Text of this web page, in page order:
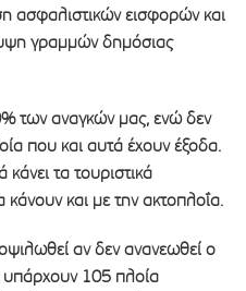
ασφαλιστικών εισφορών και
γραμμών δημόσιας
των αναγκών μας, ενώ δεν
που και αυτά έχουν έξοδα.
τα τουριστικά
και με την ακτοπλοΐα.
αν δεν ανανεωθεί ο
105 πλοία